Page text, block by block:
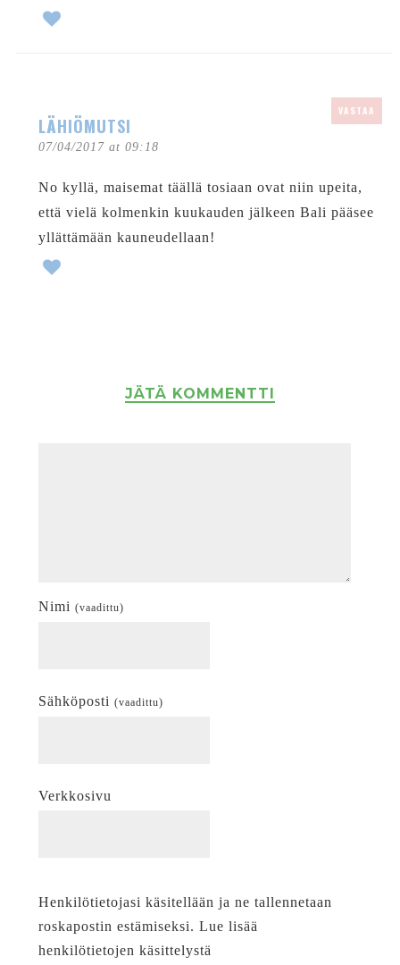
LÄHIÖMUTSI
07/04/2017 at 09:18
VASTAA
No kyllä, maisemat täällä tosiaan ovat niin upeita,
että vielä kolmenkin kuukauden jälkeen Bali pääsee
yllättämään kauneudellaan!
JÄTÄ KOMMENTTI
Nimi (vaadittu)
Sähköposti (vaadittu)
Verkkosivu
Henkilötietojasi käsitellään ja ne tallennetaan
roskapostin estämiseksi. Lue lisää
henkilötietojen käsittelystä